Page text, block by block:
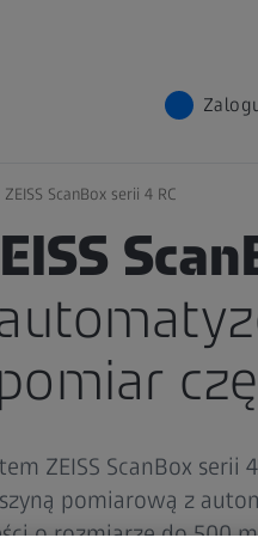
ZEISS ScanBox serii 4 RC
ZEISS ScanBox
pomiarową z